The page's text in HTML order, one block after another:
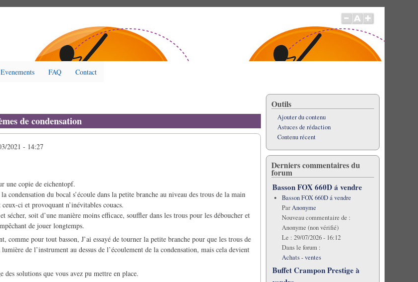
Evenements FAQ Contact
de condensation
2021 - 14:27
une copie de eichentopf.
condensation du bocal s’écoule dans la petite branche au niveau des trous de la main
ci et provoquant n’inévitables couacs.
sécher, soit d’une manière moins efficace, souffler dans les trous pour les déboucher et
de jouer longtemps.
comme pour tout basson, J’ai essayé de tourner la petite branche pour que les trous de
de l’instrument au dessus de l’écoulement de la condensation, mais cela devient
des solutions que vous avez pu mettre en place.
Outils
Ajouter du contenu
Astuces de rédaction
Contenu récent
Derniers commentaires du
forum
Basson FOX 660D á vendre
Basson FOX 660D á vendre
ParAnonyme
Nouveau commentaire de :
Anonyme (non vérifié)
Le : 29/07/2026 - 16:12
Dans le forum :
Achats - ventes
Buffet Crampon Prestige à